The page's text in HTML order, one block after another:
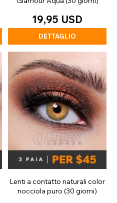
19,95 USD
DETTAGLIO
Lenti a contatto naturali color
nocciola puro (30 giorni)